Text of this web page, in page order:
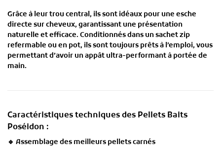
Grâce à leurtrou central, ils sont idéaux pour une esche
directe sur cheveux, garantissant une présentation
naturelle et efficace. Conditionnés dans unsachet zip
refermable ou en pot, ils sont toujours prêts à l’emploi, vous
permettant d’avoir unappât ultra-performant à portée de
main.
Caractéristiques techniques des Pellets Baits
Poséidon :
🔹 Assemblage des meilleurs pellets carnés